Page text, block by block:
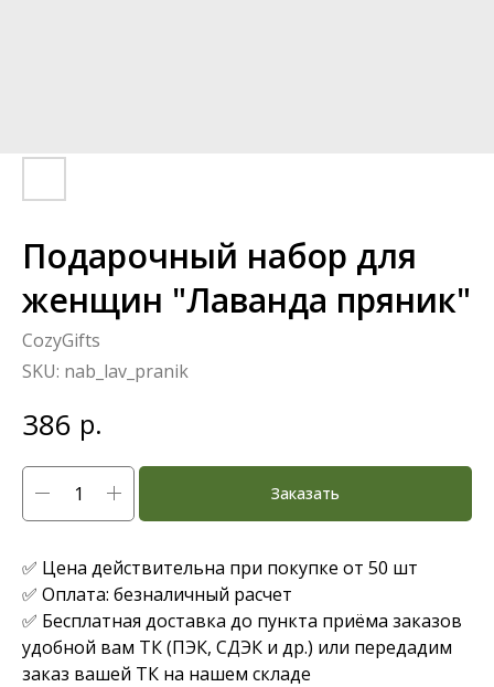
Подарочный набор для
женщин "Лаванда пряник"
CozyGifts
SKU: nab_lav_pranik
386 р.
Заказать
✅ Цена действительна при покупке от 50 шт
✅ Оплата: безналичный расчет
✅ Бесплатная доставка до пункта приёма заказов
удобной вам ТК (ПЭК, СДЭК и др.) или передадим
заказ вашей ТК на нашем складе